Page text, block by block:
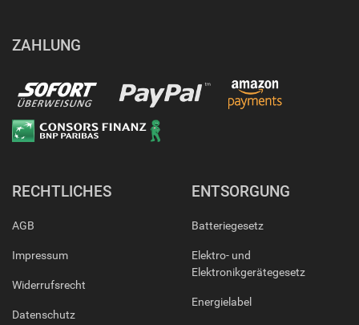
ZAHLUNG
RECHTLICHES
AGB
Impressum
Widerrufsrecht
Datenschutz
ENTSORGUNG
Batteriegesetz
Elektro- und
Elektronikgerätegesetz
Energielabel